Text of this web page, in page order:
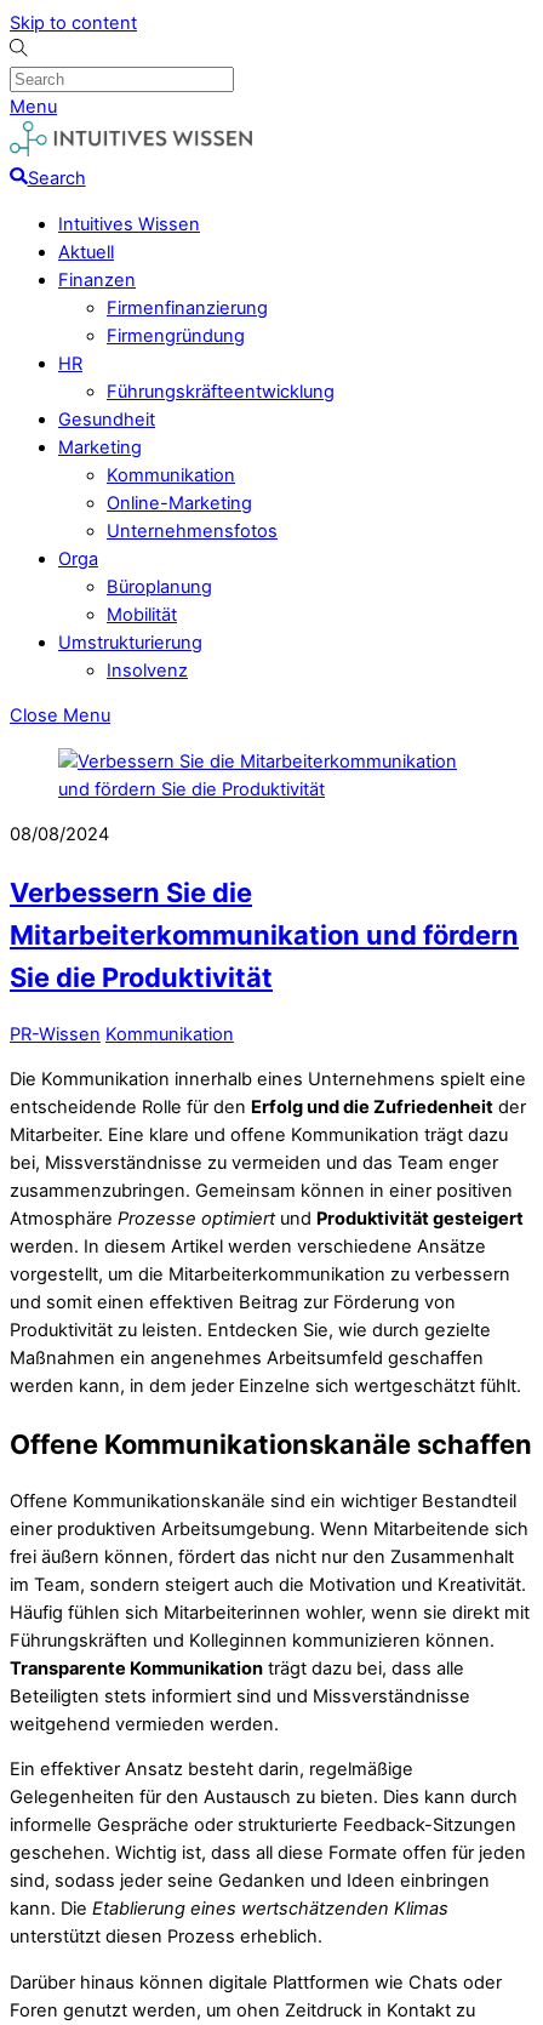
Skip to content
Menu
Search
Intuitives Wissen
Aktuell
Finanzen
Firmenfinanzierung
Firmengründung
HR
Führungskräfteentwicklung
Gesundheit
Marketing
Kommunikation
Online-Marketing
Unternehmensfotos
Orga
Büroplanung
Mobilität
Umstrukturierung
Insolvenz
Close Menu
08/08/2024
Verbessern Sie die
Mitarbeiterkommunikation und fördern
Sie die Produktivität
PR-Wissen Kommunikation
Die Kommunikation innerhalb eines Unternehmens spielt eine
entscheidende Rolle für den Erfolg und die Zufriedenheit der
Mitarbeiter. Eine klare und offene Kommunikation trägt dazu
bei, Missverständnisse zu vermeiden und das Team enger
zusammenzubringen. Gemeinsam können in einer positiven
Atmosphäre Prozesse optimiertund Produktivität gesteigert
werden. In diesem Artikel werden verschiedene Ansätze
vorgestellt, um die Mitarbeiterkommunikation zu verbessern
und somit einen effektiven Beitrag zur Förderung von
Produktivität zu leisten. Entdecken Sie, wie durch gezielte
Maßnahmen ein angenehmes Arbeitsumfeld geschaffen
werden kann, in dem jeder Einzelne sich wertgeschätzt fühlt.
Offene Kommunikationskanäle schaffen
Offene Kommunikationskanäle sind ein wichtiger Bestandteil
einer produktiven Arbeitsumgebung. Wenn Mitarbeitende sich
frei äußern können, fördert das nicht nur den Zusammenhalt
im Team, sondern steigert auch die Motivation und Kreativität.
Häufig fühlen sich Mitarbeiterinnen wohler, wenn sie direkt mit
Führungskräften und Kolleginnen kommunizieren können.
Transparente Kommunikation trägt dazu bei, dass alle
Beteiligten stets informiert sind und Missverständnisse
weitgehend vermieden werden.
Ein effektiver Ansatz besteht darin, regelmäßige
Gelegenheiten für den Austausch zu bieten. Dies kann durch
informelle Gespräche oder strukturierte Feedback-Sitzungen
geschehen. Wichtig ist, dass all diese Formate offen für jeden
sind, sodass jeder seine Gedanken und Ideen einbringen
kann. Die Etablierung eines wertschätzenden Klimas
unterstützt diesen Prozess erheblich.
Darüber hinaus können digitale Plattformen wie Chats oder
Foren genutzt werden, um ohen Zeitdruck in Kontakt zu